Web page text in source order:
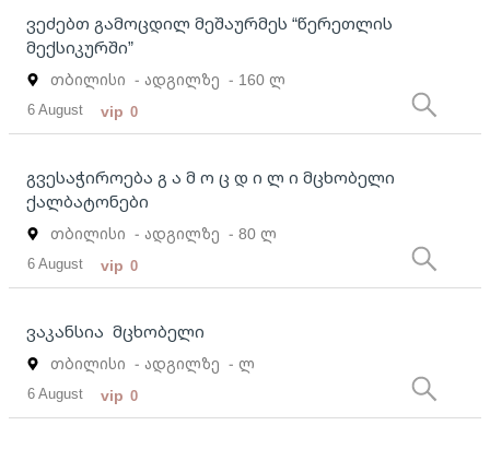
ვეძებთ გამოცდილ მეშაურმეს “წერეთლის
მექსიკურში”
თბილისი - ადგილზე - 160 ლ
6 August vip 0
გვესაჭიროება გ ა მ ო ც დ ი ლ ი მცხობელი
ქალბატონები
თბილისი - ადგილზე - 80 ლ
6 August vip 0
ვაკანსია მცხობელი
თბილისი - ადგილზე - ლ
6 August vip 0